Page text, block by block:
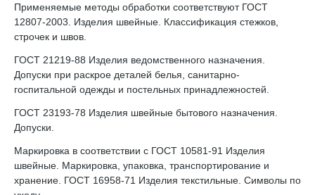
Применяемые методы обработки соответствуют ГОСТ
12807-2003. Изделия швейные. Классификация стежков,
строчек и швов.
ГОСТ 21219-88 Изделия ведомственного назначения.
Допуски при раскрое деталей белья, санитарно-
госпитальной одежды и постельных принадлежностей.
ГОСТ 23193-78 Изделия швейные бытового назначения.
Допуски.
Маркировка в соответствии с ГОСТ 10581-91 Изделия
швейные. Маркировка, упаковка, транспортирование и
хранение. ГОСТ 16958-71 Изделия текстильные. Символы по